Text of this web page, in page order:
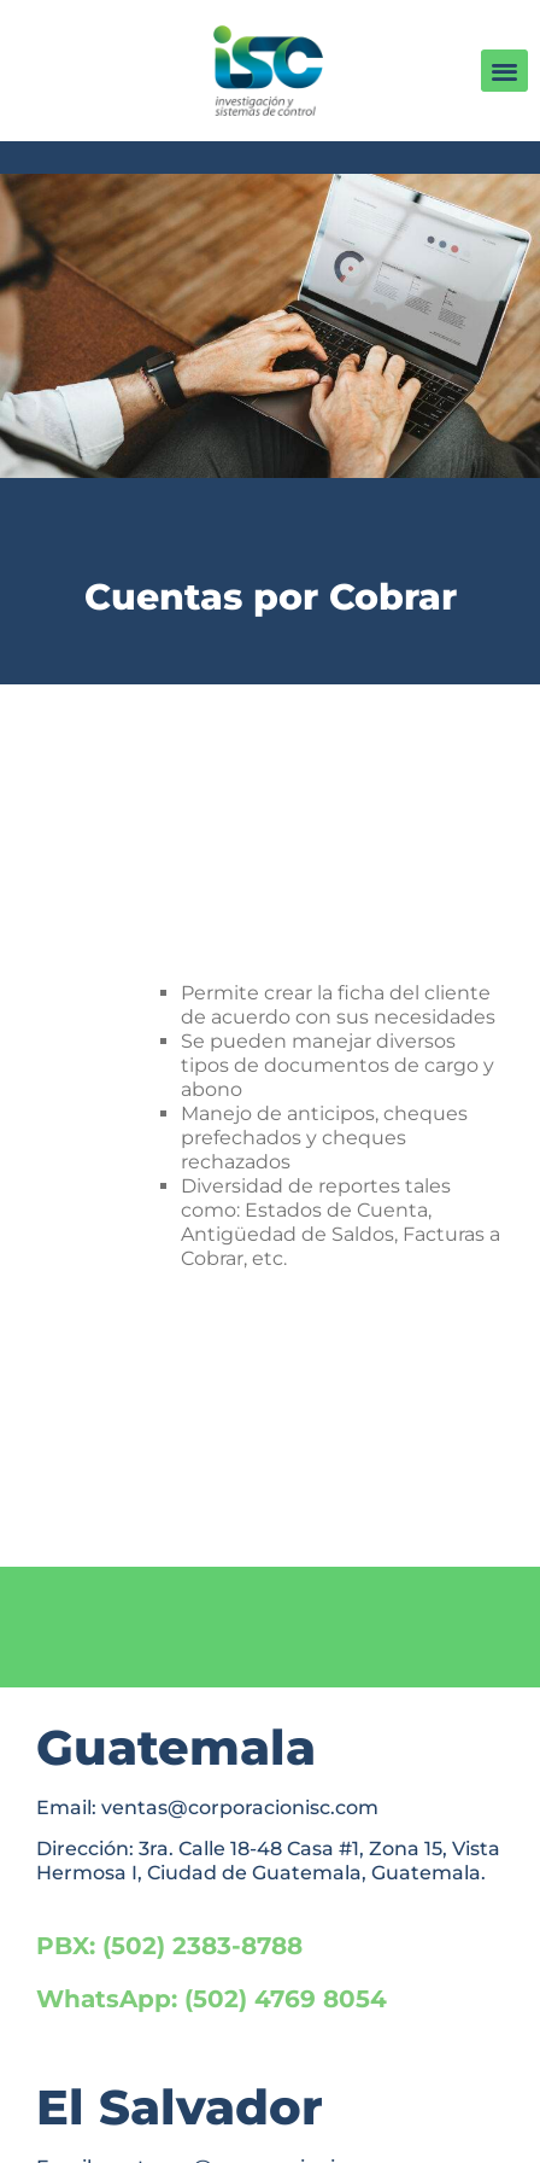
Cuentas por Cobrar
Permite crear la ficha del cliente
de acuerdo con sus necesidades
Se pueden manejar diversos
tipos de documentos de cargo y
abono
Manejo de anticipos, cheques
prefechados y cheques
rechazados
Diversidad de reportes tales
como: Estados de Cuenta,
Antigüedad de Saldos, Facturas a
Cobrar, etc.
Guatemala
Email: ventas@corporacionisc.com
Dirección: 3ra. Calle 18-48 Casa #1, Zona 15, Vista
Hermosa I, Ciudad de Guatemala, Guatemala.
PBX: (502) 2383-8788
WhatsApp: (502) 4769 8054
El Salvador